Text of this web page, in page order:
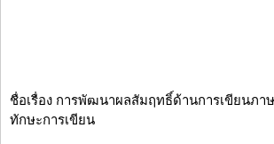
ชื่อเรื่อง การพัฒนาผลสัมฤทธิ์ด้านการเขียนภา
ทักษะการเขียน